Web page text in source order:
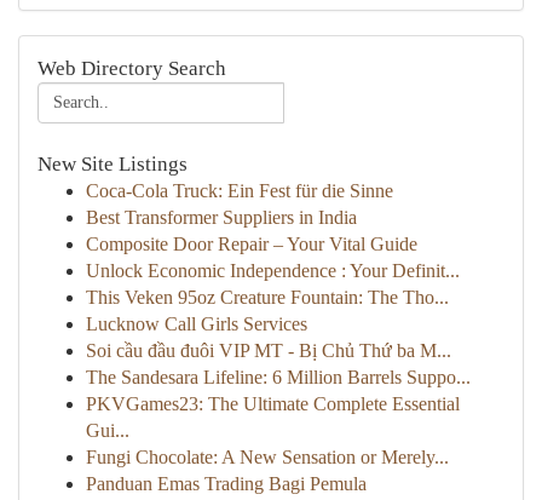
Web Directory Search
New Site Listings
Coca-Cola Truck: Ein Fest für die Sinne
Best Transformer Suppliers in India
Composite Door Repair – Your Vital Guide
Unlock Economic Independence : Your Definit...
This Veken 95oz Creature Fountain: The Tho...
Lucknow Call Girls Services
Soi cầu đầu đuôi VIP MT - Bị Chủ Thứ ba M...
The Sandesara Lifeline: 6 Million Barrels Suppo...
PKVGames23: The Ultimate Complete Essential
Gui...
Fungi Chocolate: A New Sensation or Merely...
Panduan Emas Trading Bagi Pemula